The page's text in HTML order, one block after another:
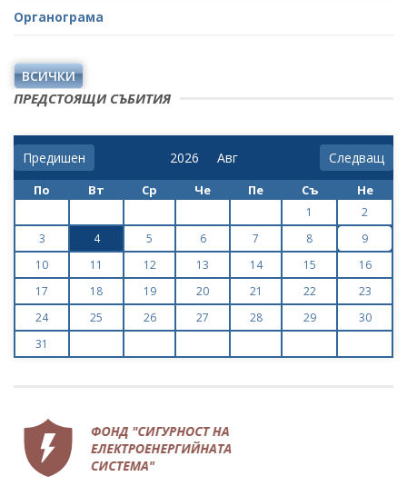
Органограма
ВСИЧКИ
ПРЕДСТОЯЩИ СЪБИТИЯ
Предишен Следващ
По Вт Ср Че Пе Съ Не
1
2
3
4 5 6 7 8
9
10
11 12 13 14 15
16
17
18 19 20 21 22
23
24
25 26 27 28 29
30
31